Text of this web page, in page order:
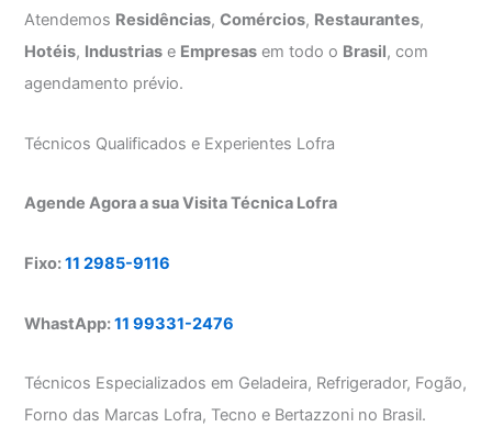
Atendemos Residências,Comércios, Restaurantes,
Hotéis, Industrias e Empresas em todo o Brasil, com
agendamento prévio.
Técnicos Qualificados e Experientes Lofra
Agende Agora a sua Visita Técnica Lofra
Fixo:11 2985-9116
WhastApp:11 99331-2476
Técnicos Especializados em Geladeira, Refrigerador, Fogão,
Forno das Marcas Lofra, Tecno e Bertazzoni no Brasil.